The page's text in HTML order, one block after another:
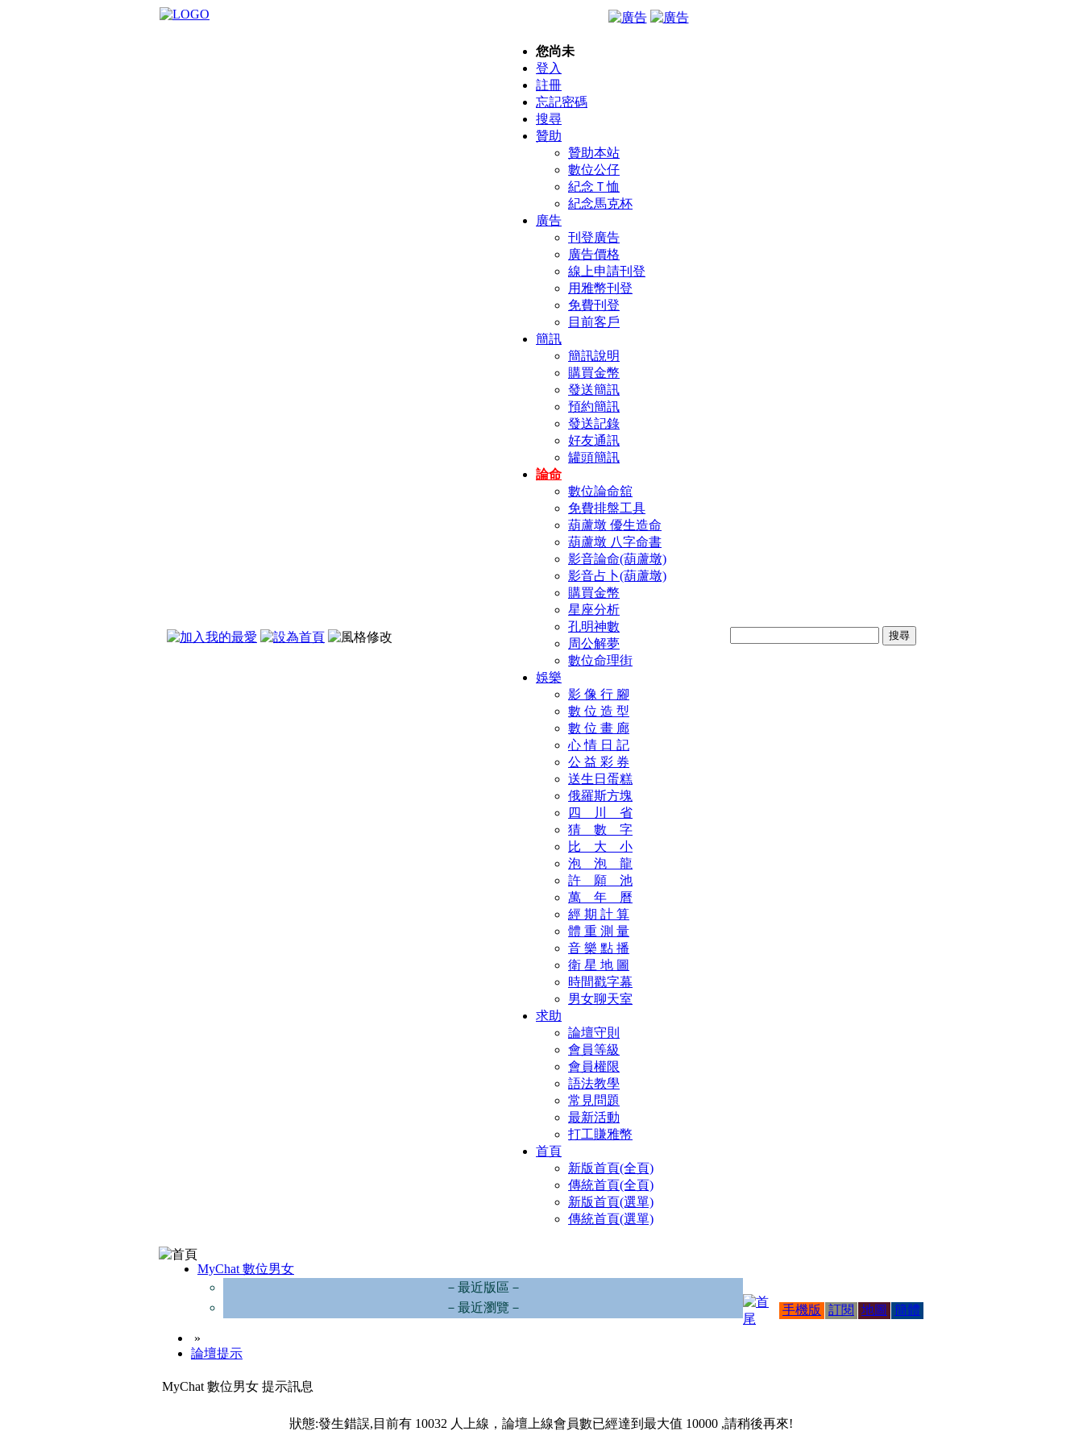
您尚未
登入
註冊
忘記密碼
搜尋
贊助
贊助本站
數位公仔
紀念Ｔ恤
紀念馬克杯
廣告
刊登廣告
廣告價格
線上申請刊登
用雅幣刊登
免費刊登
目前客戶
簡訊
簡訊說明
購買金幣
發送簡訊
預約簡訊
發送記錄
好友通訊
罐頭簡訊
論命
數位論命舘
免費排盤工具
葫蘆墩 優生造命
葫蘆墩 八字命書
影音論命(葫蘆墩)
影音占卜(葫蘆墩)
購買金幣
星座分析
孔明神數
周公解夢
數位命理街
娛樂
影 像 行 腳
數 位 造 型
數 位 畫 廊
心 情 日 記
公 益 彩 券
送生日蛋糕
俄羅斯方塊
四 川 省
猜 數 字
比 大 小
泡 泡 龍
許 願 池
萬 年 曆
經 期 計 算
體 重 測 量
音 樂 點 播
衛 星 地 圖
時間戳字幕
男女聊天室
求助
論壇守則
會員等級
會員權限
語法教學
常見問題
最新活動
打工賺雅幣
首頁
新版首頁(全頁)
傳統首頁(全頁)
新版首頁(選單)
傳統首頁(選單)
MyChat 數位男女
－最近版區－
－最近瀏覽－
»
論壇提示
手機版 訂閱 地圖 簡體
MyChat 數位男女 提示訊息
狀態:發生錯誤,目前有 10032 人上線，論壇上線會員數已經達到最大值 10000 ,請稍後再來!